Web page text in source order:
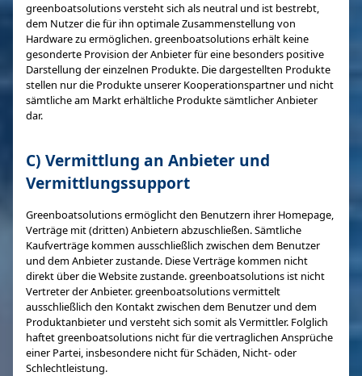
greenboatsolutions versteht sich als neutral und ist bestrebt,
dem Nutzer die für ihn optimale Zusammenstellung von
Hardware zu ermöglichen. greenboatsolutions erhält keine
gesonderte Provision der Anbieter für eine besonders positive
Darstellung der einzelnen Produkte. Die dargestellten Produkte
stellen nur die Produkte unserer Kooperationspartner und nicht
sämtliche am Markt erhältliche Produkte sämtlicher Anbieter
dar.
C) Vermittlung an Anbieter und
Vermittlungssupport
Greenboatsolutions ermöglicht den Benutzern ihrer Homepage,
Verträge mit (dritten) Anbietern abzuschließen. Sämtliche
Kaufverträge kommen ausschließlich zwischen dem Benutzer
und dem Anbieter zustande. Diese Verträge kommen nicht
direkt über die Website zustande. greenboatsolutions ist nicht
Vertreter der Anbieter. greenboatsolutions vermittelt
ausschließlich den Kontakt zwischen dem Benutzer und dem
Produktanbieter und versteht sich somit als Vermittler. Folglich
haftet greenboatsolutions nicht für die vertraglichen Ansprüche
einer Partei, insbesondere nicht für Schäden, Nicht- oder
Schlechtleistung.